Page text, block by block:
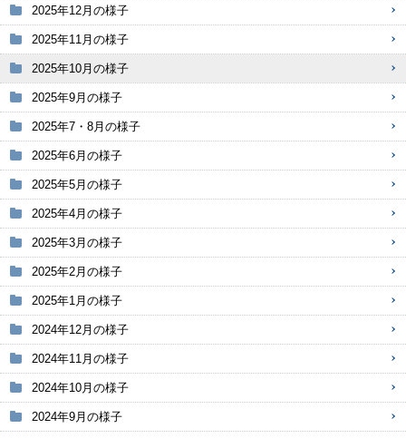
2025年12月の様子
2025年11月の様子
2025年10月の様子
2025年9月の様子
2025年7・8月の様子
2025年6月の様子
2025年5月の様子
2025年4月の様子
2025年3月の様子
2025年2月の様子
2025年1月の様子
2024年12月の様子
2024年11月の様子
2024年10月の様子
2024年9月の様子